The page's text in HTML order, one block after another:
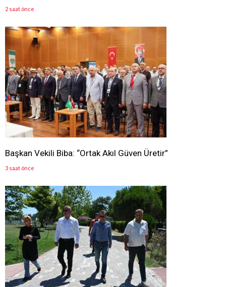
2 saat önce
Başkan Vekili Biba: “Ortak Akıl Güven Üretir”
3 saat önce